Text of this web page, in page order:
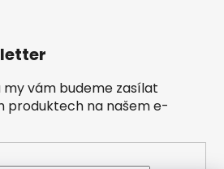
vám budeme zasílat
produktech na našem e-